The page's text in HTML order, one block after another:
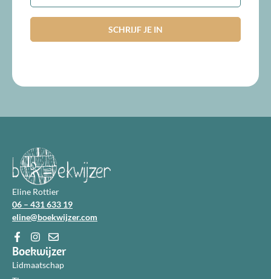
Eline Rottier
06 – 431 633 19
eline@boekwijzer.com
Boekwijzer
Lidmaatschap